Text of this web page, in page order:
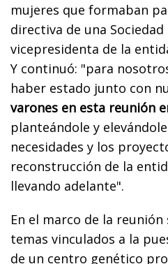
mujeres que formaban
directiva de una
vicepresidenta de la
Y continuó: "para
haber estado junto con
varones en esta reunión
planteándole y
necesidades y los
reconstrucción de la
llevando adelante".
En el marco de la
temas vinculados a la
de un centro genético